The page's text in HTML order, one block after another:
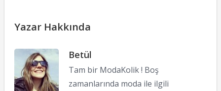
Yazar Hakkında
Betül
Tam bir ModaKolik ! Boş
zamanlarında moda ile ilgili